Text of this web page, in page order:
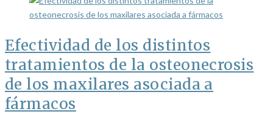
Efectividad de los distintos
tratamientos de la osteonecrosis
de los maxilares asociada a
fármacos